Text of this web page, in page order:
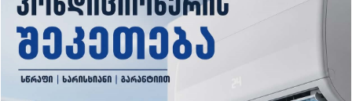
2014 წელს გაუჩინარებული
გურამ დადიანიძის საქმის
გამოძიებასთან დაკავშირებით,
შსს სპეციალურ განცხადებას